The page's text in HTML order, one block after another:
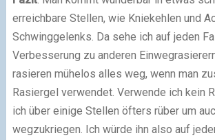
erreichbare Stellen, wie Kniekehlen und
Schwinggelenks. Da sehe ich auf jeden
Verbesserung zu anderen
rasieren mühelos alles weg, wenn man
Rasiergel verwendet. Verwende ich kein
ich über einige Stellen öfters rüber um
wegzukriegen. Ich würde ihn also auf